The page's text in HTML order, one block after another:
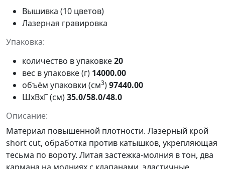
Вышивка (10 цветов)
Лазерная гравировка
Упаковка:
количество в упаковке20
вес в упаковке (г) 14000.00
объём упаковки (см3)97440.00
ШxВxГ (см)35.0/58.0/48.0
Описание:
Материал повышенной плотности. Лазерный крой
short cut, обработка против катышков, укрепляющая
тесьма по вороту. Литая застежка-молния в тон, два